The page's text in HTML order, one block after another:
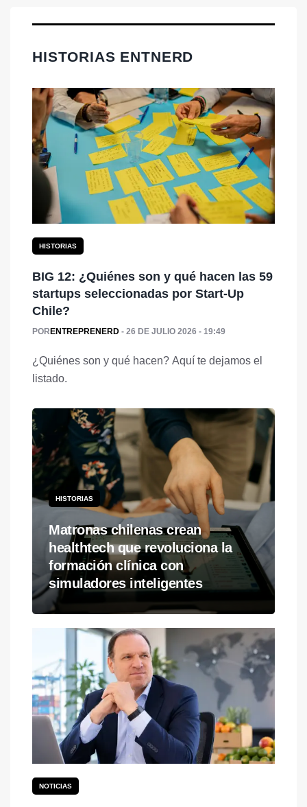
HISTORIAS ENTNERD
HISTORIAS
BIG 12: ¿Quiénes son y qué hacen las 59
startups seleccionadas por Start-Up
Chile?
PORENTREPRENERD 26 DE JULIO 2026 - 19:49
¿Quiénes son y qué hacen? Aquí te dejamos el
listado.
HISTORIAS
Matronas chilenas crean
healthtech que revoluciona la
formación clínica con
simuladores inteligentes
NOTICIAS